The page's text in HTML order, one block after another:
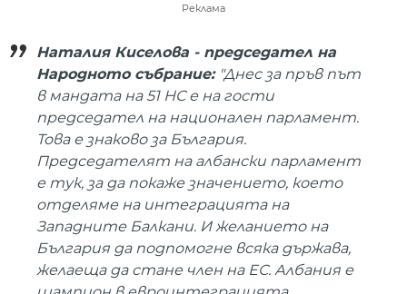
Реклама
Наталия Киселова - председател на
Народното събрание: "Днес за пръв път
в мандата на 51 НС е на гости
председател на национален парламент.
Това е знаково за България.
Председателят на албански парламент
е тук, за да покаже значението, което
отделяме на интеграцията на
Западните Балкани. И желанието на
България да подпомогне всяка държава,
желаеща да стане член на ЕС. Албания е